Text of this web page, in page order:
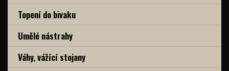
Topení do bivaku
Umělé nástrahy
Váhy, vážící stojany